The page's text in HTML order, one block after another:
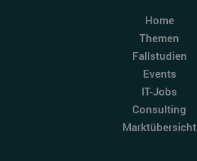
Home
Themen
Fallstudien
Events
IT-Jobs
Consulting
Marktübersicht